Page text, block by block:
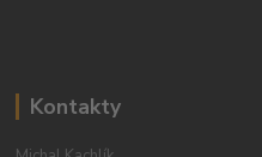
Kontakty